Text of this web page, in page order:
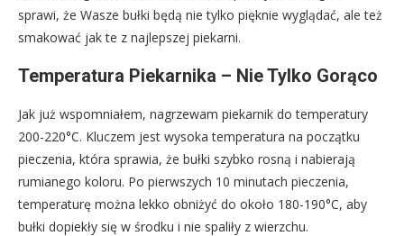
sprawi, że Wasze bułki będą nie tylko pięknie wyglądać, ale też
smakować jak te z najlepszej piekarni.
Temperatura Piekarnika – Nie Tylko Gorąco
Jak już wspomniałem, nagrzewam piekarnik do temperatury
200-220°C. Kluczem jest wysoka temperatura na początku
pieczenia, która sprawia, że bułki szybko rosną i nabierają
rumianego koloru. Po pierwszych 10 minutach pieczenia,
temperaturę można lekko obniżyć do około 180-190°C, aby
bułki dopiekły się w środku i nie spaliły z wierzchu.